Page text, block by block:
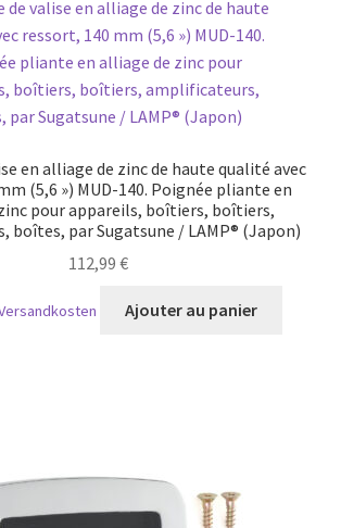
en alliage de zinc de haute qualité avec
(5,6 ») MUD-140. Poignée pliante en
pour appareils, boîtiers, boîtiers,
boîtes, par Sugatsune / LAMP® (Japon)
112,99 €
Ajouter au panier